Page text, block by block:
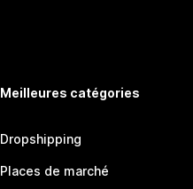
Meilleures catégories
Dropshipping
Places de marché